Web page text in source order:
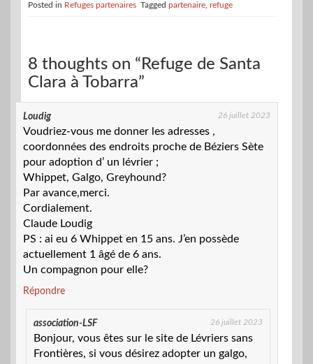
Posted in Refuges partenaires Tagged partenaire refuge
8 thoughts on “Refuge de Santa
Clara à Tobarra”
Loudig 26 juillet 2023
Voudriez-vous me donner les adresses ,
coordonnées des endroits proche de Béziers Sète
pour adoption d’ un lévrier ;
Whippet, Galgo, Greyhound?
Par avance,merci.
Cordialement.
Claude Loudig
PS : ai eu 6 Whippet en 15 ans. J’en possède
actuellement 1 âgé de 6 ans.
Un compagnon pour elle?
Répondre
association-LSF 26 juillet 2023
Bonjour, vous êtes sur le site de Lévriers sans
Frontières, si vous désirez adopter un galgo,